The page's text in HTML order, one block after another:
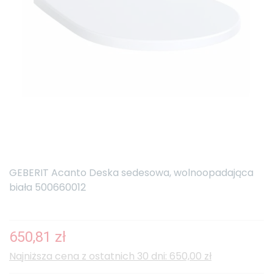
GEBERIT Acanto Deska sedesowa, wolnoopadająca
biała 500660012
650,81 zł
Najniższa cena z ostatnich 30 dni: 650,00 zł